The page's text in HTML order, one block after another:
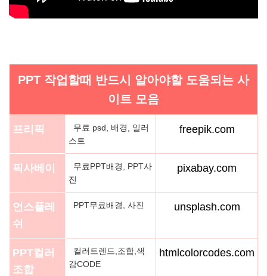
PPT 작업할때 반드시 알아야할 도움되는 사
이트 모음
프리픽
무료 psd, 배경, 일러
스트
freepik.com
픽사베이
무료PPT배경, PPT사
진
pixabay.com
언스플레
쉬
PPT무료배경, 사진 unsplash.com
PPT컬러
조합
컬러트렌드,조합,색
감CODE
htmlcolorcodes.com